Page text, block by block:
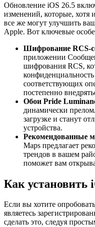
Обновление iOS 26.5
изменений, которые,
все же могут улучшить
Apple. Вот ключевые
Шифрование RCS-
приложении
шифрования RCS,
соответствующих
постепенно
Обои Pride
динамически
загрузке и станут
устройства.
Рекомендованные
Maps предлагает
трендов в вашем
поможет вам
Как установить
Если вы хотите
являетесь
сделать это, следуя